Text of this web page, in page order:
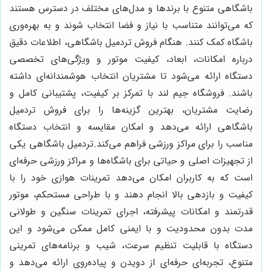
باشگاهی متنوع با برندها و مدل‌های مختلف در دسترس هستند
که می‌توانند متناسب با نیاز و فضا انتخاب شوند و به بهره‌وری
باشگاه کمک کنند. هنگام فروش تردمیل باشگاهی، اطلاعات دقیق
درباره امکانات، ابعاد، کیفیت موتور و ویژگی‌های تخصصی
دستگاه ارائه می‌شود تا مشتریان انتخاب هوشمندانه‌ای داشته
باشند. فروشگاه جیم لند با تمرکز بر کیفیت، پشتیبانی کامل و
رضایت مشتریان، بهترین گزینه‌ها را برای فروش تردمیل
باشگاهی ارائه می‌دهد و امکان مقایسه و انتخاب دستگاه
مناسب را برای مراکز ورزشی فراهم می‌کند.تردمیل باشگاهی یکی
از تجهیزات اصلی و حیاتی برای باشگاه‌ها و مراکز ورزشی حرفه‌ای
است که به کاربران امکان می‌دهد تمرینات هوازی خود را با
کیفیت و بازدهی بالا انجام دهند و با طراحی مستحکم، موتور
قدرتمند و امکانات پیشرفته، اجرای تمرینات سنگین و طولانی
مدت بدون محدودیت و با ایمنی کامل ممکن می‌شود و این
دستگاه با قابلیت تنظیم سرعت، شیب و برنامه‌های تمرینی
متنوع، تجربه‌ای حرفه‌ای از دویدن و پیاده‌روی ارائه می‌دهد و